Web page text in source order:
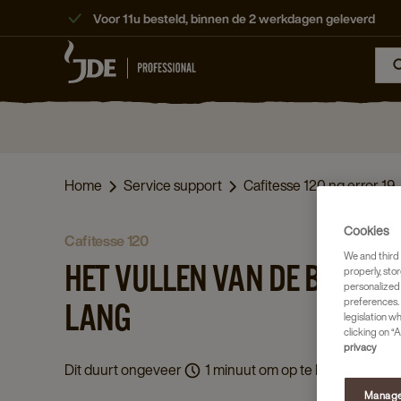
Voor 11u besteld, binnen de 2 werkdagen geleverd
Home Service support Cafitesse 120 ng error 19
cafitesse 120
HET VULLEN VAN DE BOILER
LANG
Dit duurt ongeveer 1 minuut om op te lossen.
Cookies
We and
properly,
legislation
clicking on
privacy